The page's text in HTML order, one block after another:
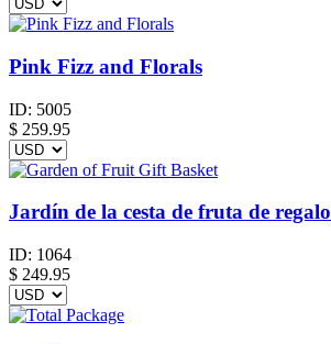
Pink Fizz and Florals
ID: 5005
$ 259.95
Jardín de la cesta de fruta de regalo
ID: 1064
$ 249.95